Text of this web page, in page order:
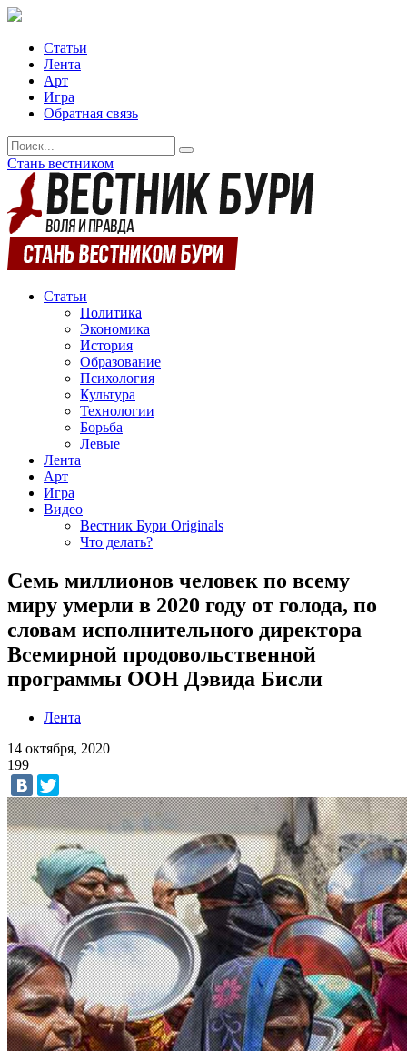
Статьи
Лента
Арт
Игра
Обратная связь
Стань вестником
Статьи
Политика
Экономика
История
Образование
Психология
Культура
Технологии
Борьба
Левые
Лента
Арт
Игра
Видео
Вестник Бури Originals
Что делать?
Семь миллионов человек по всему
миру умерли в 2020 году от голода, по
словам исполнительного директора
Всемирной продовольственной
программы ООН Дэвида Бисли
Лента
14 октября, 2020
199